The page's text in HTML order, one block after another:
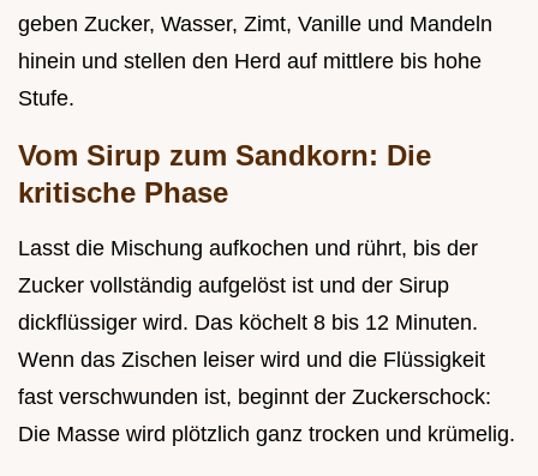
geben Zucker, Wasser, Zimt, Vanille und Mandeln
hinein und stellen den Herd auf mittlere bis hohe
Stufe.
Vom Sirup zum Sandkorn: Die
kritische Phase
Lasst die Mischung aufkochen und rührt, bis der
Zucker vollständig aufgelöst ist und der Sirup
dickflüssiger wird. Das köchelt 8 bis 12 Minuten.
Wenn das Zischen leiser wird und die Flüssigkeit
fast verschwunden ist, beginnt der Zuckerschock:
Die Masse wird plötzlich ganz trocken und krümelig.